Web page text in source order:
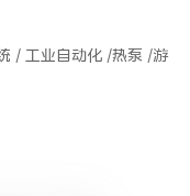
/ 工业自动化 /热泵 /游